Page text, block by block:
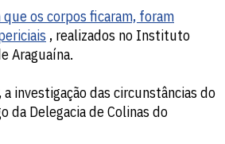
os corpos ficaram, foram
, realizados no Instituto
Araguaína.
a investigação das circunstâncias do
da Delegacia de Colinas do